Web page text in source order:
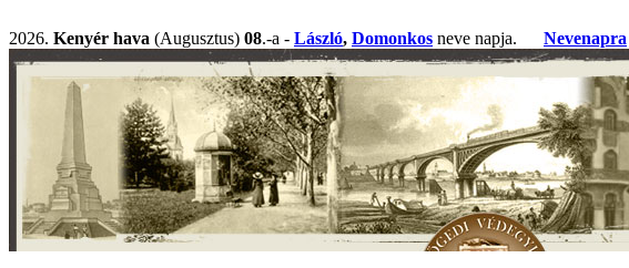
2026. Kenyér hava (Augusztus) 08.-a - László, Domonkos neve napja. Nevenapra